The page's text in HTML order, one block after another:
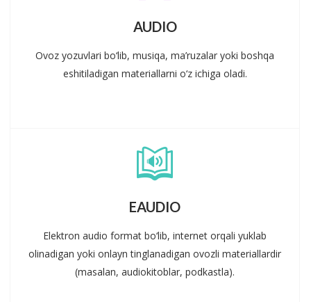
AUDIO
Ovoz yozuvlari bo‘lib, musiqa, ma’ruzalar yoki boshqa
eshitiladigan materiallarni o‘z ichiga oladi.
EAUDIO
Elektron audio format bo‘lib, internet orqali yuklab
olinadigan yoki onlayn tinglanadigan ovozli materiallardir
(masalan, audiokitoblar, podkastla).